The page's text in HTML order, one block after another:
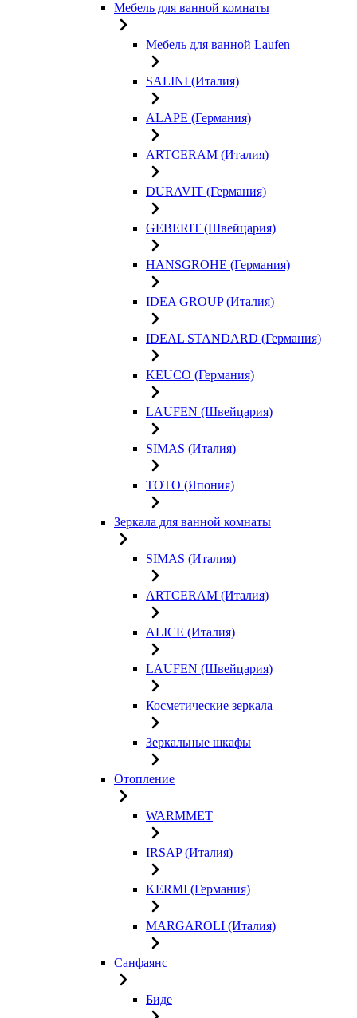
Мебель для ванной комнаты
Мебель для ванной Laufen
SALINI (Италия)
ALAPE (Германия)
ARTCERAM (Италия)
DURAVIT (Германия)
GEBERIT (Швейцария)
HANSGROHE (Германия)
IDEA GROUP (Италия)
IDEAL STANDARD (Германия)
KEUCO (Германия)
LAUFEN (Швейцария)
SIMAS (Италия)
TOTO (Япония)
Зеркала для ванной комнаты
SIMAS (Италия)
ARTCERAM (Италия)
ALICE (Италия)
LAUFEN (Швейцария)
Косметические зеркала
Зеркальные шкафы
Отопление
WARMMET
IRSAP (Италия)
KERMI (Германия)
MARGAROLI (Италия)
Санфаянс
Биде